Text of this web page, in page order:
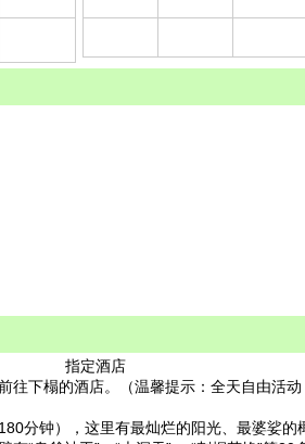
店
下榻的酒店。（温馨提示：全天自由活动
分钟），这里有最灿烂的阳光、最婆娑的